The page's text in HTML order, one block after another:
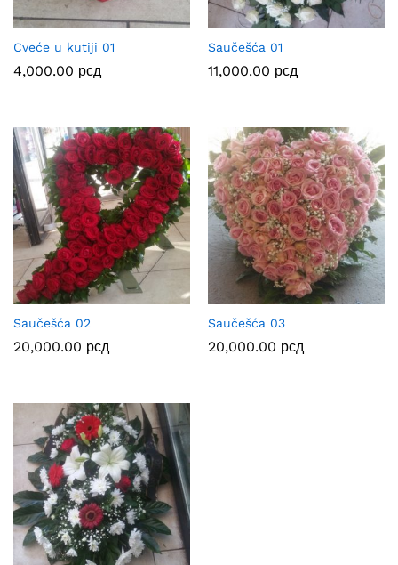
Cveće u kutiji 01
4,000.00 рсд
Saučešća 01
11,000.00 рсд
Saučešća 02
20,000.00 рсд
Saučešća 03
20,000.00 рсд